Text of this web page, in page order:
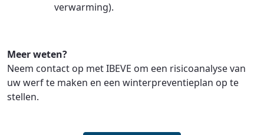
verwarming).
Meer weten?
Neem contact op met IBEVE om een risicoanalyse van
uw werf te maken en een winterpreventieplan op te
stellen.